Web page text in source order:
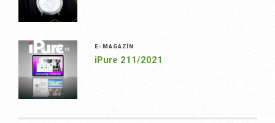
E-MAGAZÍN
iPure 211/2021